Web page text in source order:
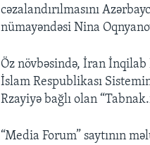
cəzalandırılmasını
nümayəndəsi Nina
Öz növbəsində, İran
İslam Respublikası
Rzayiyə bağlı olan
“Media Forum” saytının